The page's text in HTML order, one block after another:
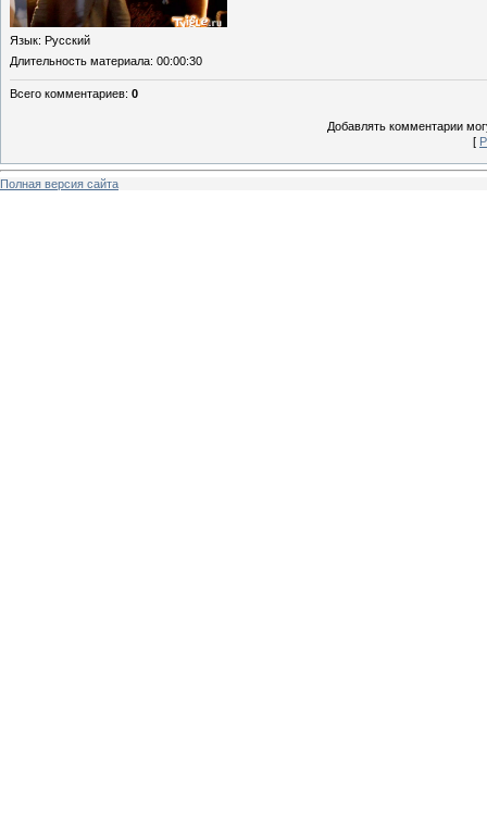
Язык: Русский
Длительность материала: 00:00:30
Всего комментариев: 0
Добавлять комментарии
[
Полная версия сайта